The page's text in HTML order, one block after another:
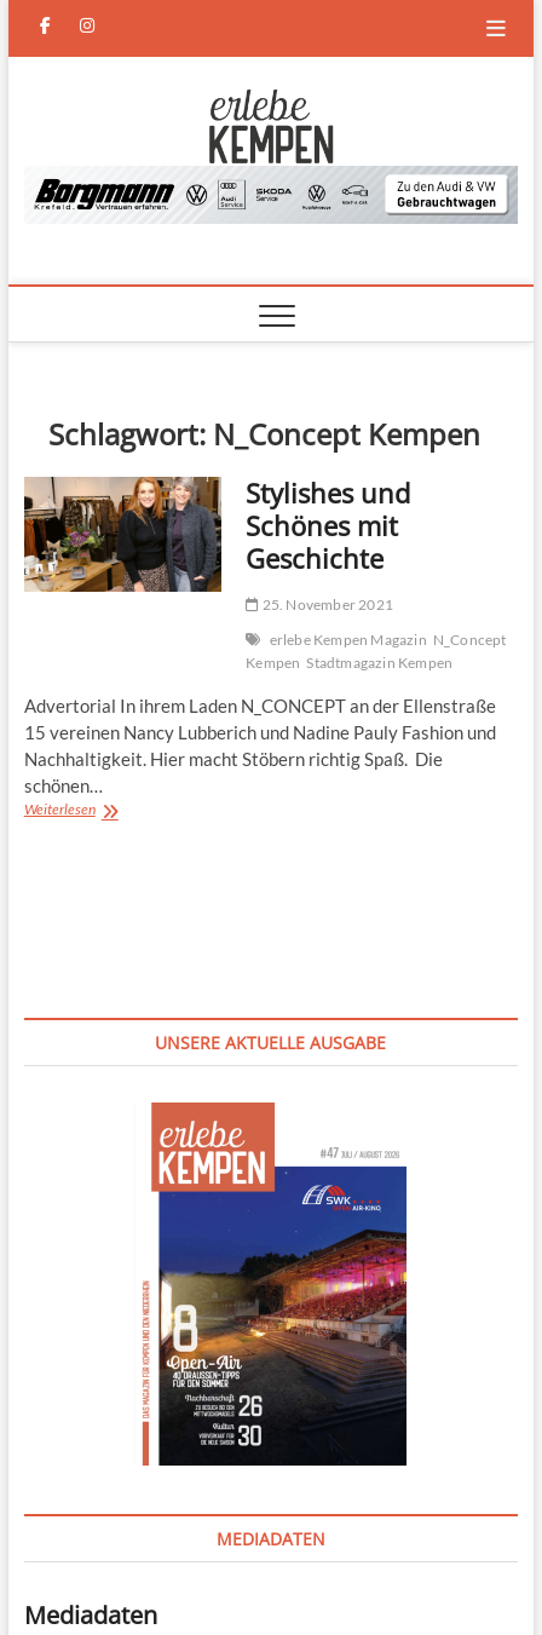
facebookinstagram
Kempen
Schlagwort: N_Concept Kempen
Stylishes und
Schönes mit
Geschichte
25. November 2021
erlebe Kempen Magazin N_Concept
Kempen Stadtmagazin Kempen
Advertorial In ihrem Laden N_CONCEPT an der Ellenstraße
15 vereinen Nancy Lubberich und Nadine Pauly Fashion und
Nachhaltigkeit. Hier macht Stöbern richtig Spaß. Die
schönen…
WeiterlesenStylishes
UNSERE AKTUELLE AUSGABE
MEDIADATEN
Mediadaten